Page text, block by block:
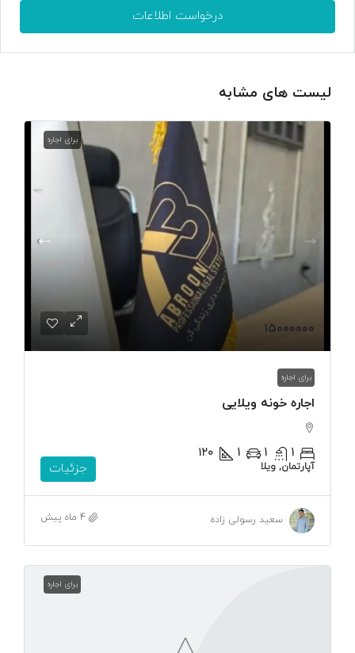
درخواست اطلاعات
لیست های مشابه
برای اجاره
۱۵۰۰۰۰۰۰
برای اجاره
اجاره خونه ویلایی
1
1
1 ۱۲۰
آپارتمان, ویلا جزئیات
سعید رسولی زاده 4 ماه پیش
برای اجاره